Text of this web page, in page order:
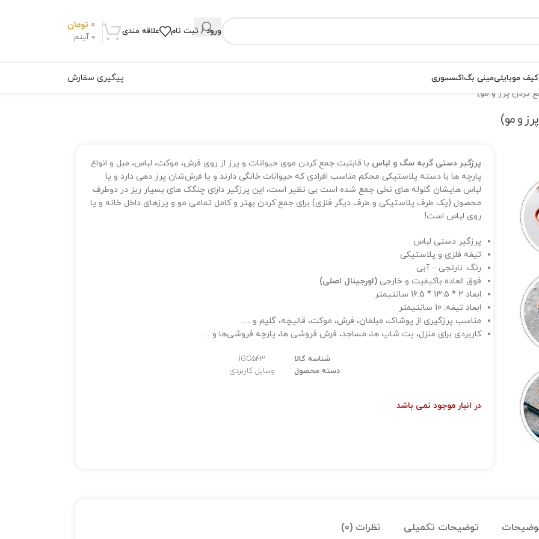
ورود / ثبت نام علاقه مندی
0 آیتم
0 تومان
کیف موبایلیمینی بگاکسسوری
پیگیری سفارش
کردن پرز و مو)
و مو)
پرزگیر دستی گربه سگ و لباس با قابلیت جمع کردن موی حیوانات و پرز از روی فرش، موکت، لباس، مبل و انواع
پارچه ها با دسته پلاستیکی محکم مناسب افرادی که حیوانات خانگی دارند و یا فرش‌شان پرز دهی دارد و یا
لباس هایشان گلوله های نخی جمع شده است بی نظیر است، این پرزگیر دارای چنگک های بسیار ریز در دوطرف
محصول (یک طرف پلاستیکی و طرف دیگر فلزی) برای جمع کردن بهتر و کامل تمامی مو و پرزهای داخل خانه و یا
روی لباس است!
پرزگیر دستی لباس
تیغه فلزی و پلاستیکی
رنگ: نارنجی – آبی
فوق العاده باکیفیت و خارجی (اورجینال اصلی)
ابعاد 2 * 13.5 * 16.5 سانتیمتر
ابعاد تیغه: 10 سانتیمتر
مناسب پرزگیری از پوشاک، مبلمان، فرش، موکت، قالیچه، گلیم و …
کاربردی برای منزل، پت شاپ ها، مساجد، فرش فروشی ها، پارچه فروشی‌ها و …
شناسه کالا
IGC543
دسته محصول
وسایل کاربردی
در انبار موجود نمی باشد
توضیحات تکمیلی نظرات (0)